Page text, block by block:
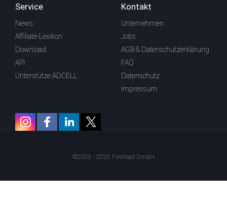
Service
News
Affiliate-Lexikon
Download
API
Unterstütze ADCELL
Kontakt
Unternehmen
Jobs
AGB & Datenschutzerklärung
FAQ
Datenschutz
Impressum
©2003 - 2026 Firstlead GmbH